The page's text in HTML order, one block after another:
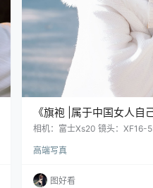
《旗袍 |属于中国女人自
[10P]
相机：富士Xs20 镜头：XF16-
色调曲线H-2,S-1.5 色彩+2 锐
00-5300，RO,B0
高端写真
图好看